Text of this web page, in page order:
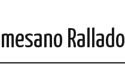
Rallado